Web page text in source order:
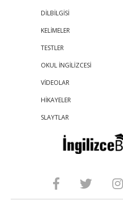
DİLBİLGİSİ
KELİMELER
TESTLER
OKUL İNGİLİZCESİ
VİDEOLAR
HİKAYELER
SLAYTLAR